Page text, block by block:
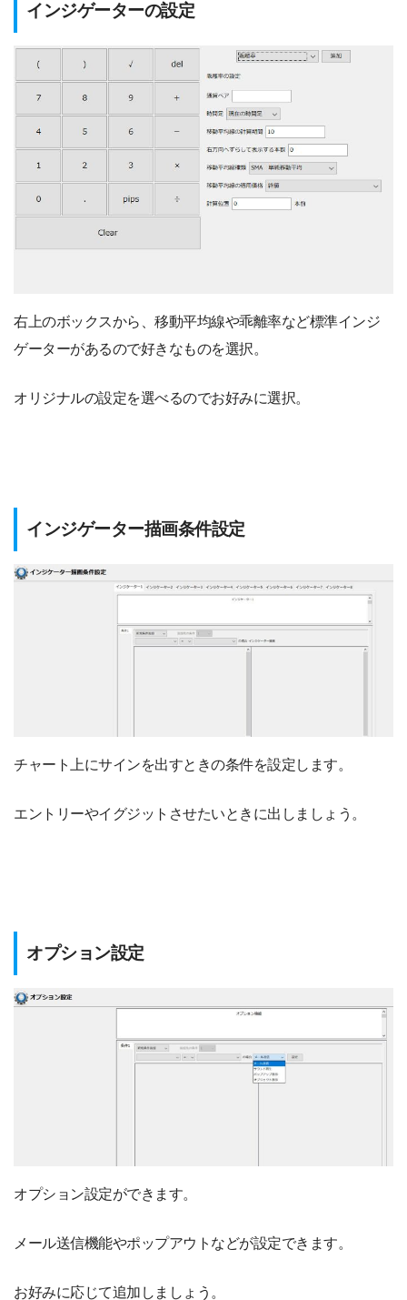
インジゲーターの設定
右上のボックスから、移動平均線や乖離率など標準インジ
ゲーターがあるので好きなものを選択。
オリジナルの設定を選べるのでお好みに選択。
インジゲーター描画条件設定
チャート上にサインを出すときの条件を設定します。
エントリーやイグジットさせたいときに出しましょう。
オプション設定
オプション設定ができます。
メール送信機能やポップアウトなどが設定できます。
お好みに応じて追加しましょう。